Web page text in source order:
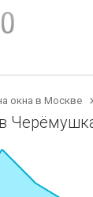
окна в Москве